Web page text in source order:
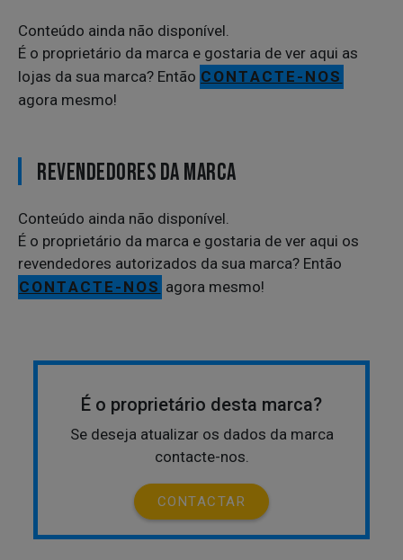
Conteúdo ainda não disponível.
É o proprietário da marca e gostaria de ver aqui as
lojas da sua marca? Então CONTACTE-NOS
agora mesmo!
REVENDEDORES DA MARCA
Conteúdo ainda não disponível.
É o proprietário da marca e gostaria de ver aqui os
revendedores autorizados da sua marca? Então
CONTACTE-NOS agora mesmo!
É o proprietário desta marca?
Se deseja atualizar os dados da marca
contacte-nos.
CONTACTAR